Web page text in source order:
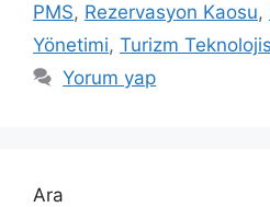
PMS, Rezervasyon Kaosu,
Yönetimi, Turizm
Yorum yap
Ara